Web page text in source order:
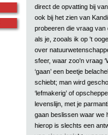
direct de opvatting bij
ook bij het zien van
probeeren die vraag van
als je, zooals ik op 't
over
sfeer, waar zoo'n vraag
‘gaan’ een beetje
schiebt; man wird
‘lefmakerig’ of
levenslijn, met je
gaan beslissen waar we
hierop is slechts een